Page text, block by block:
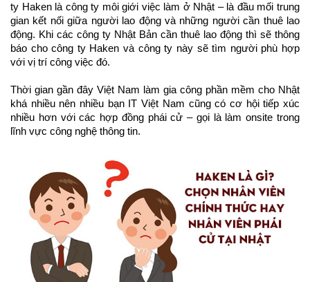
ty Haken là công ty môi giới việc làm ở Nhật – là đầu mối trung
gian kết nối giữa người lao động và những người cần thuê lao
động. Khi các công ty Nhật Bản cần thuê lao động thì sẽ thông
báo cho công ty Haken và công ty này sẽ tìm người phù hợp
với vị trí công việc đó.
Thời gian gần đây Việt Nam làm gia công phần mềm cho Nhật
khá nhiều nên nhiều bạn IT Việt Nam cũng có cơ hội tiếp xúc
nhiều hơn với các hợp đồng phái cử – gọi là làm onsite trong
lĩnh vực công nghệ thông tin.